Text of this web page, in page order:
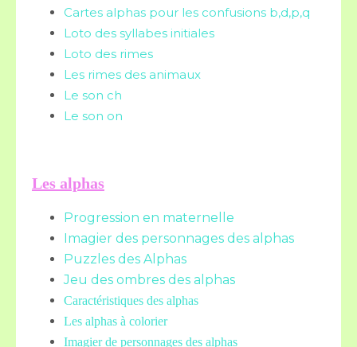
Cartes alphas pour les confusions b,d,p,q
Loto des syllabes initiales
Loto des rimes
Les rimes des animaux
Le son ch
Le son on
Les alphas
Progression en maternelle
Imagier des personnages des alphas
Puzzles des Alphas
Jeu des ombres des alphas
Caractéristiques des alphas
Les alphas à colorier
Imagier de personnages des alphas